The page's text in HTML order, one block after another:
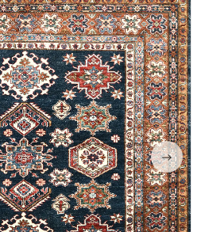
→